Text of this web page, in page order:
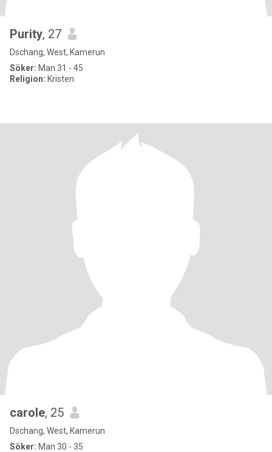
Purity, 27
Dschang, West, Kamerun
Söker: Man 31 - 45
Religion: Kristen
carole, 25
Dschang, West, Kamerun
Söker: Man 30 - 35